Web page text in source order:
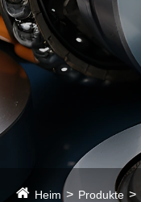
Heim Produkte